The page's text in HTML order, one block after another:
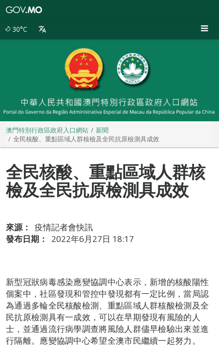
30°C
澳門特別行政區政府入口網站
新聞
全民核酸、重點區域人群核檢及全民抗原檢測具成效
全民核酸、重點區域人群核
檢及全民抗原檢測具成效
來源：
疫情記者會快訊
發布日期：
2022年6月27日 18:17
新型冠狀病毒感染應變協調中心表示，新增的核酸陽性
個案中，社區發現和管控中發現都有一定比例，當局認
為通過多輪全民核酸檢測、重點區域人群核酸檢測及全
民抗原檢測具有一成效，可以在早期發現有風險的人
士，並通過流行病學調查將風險人群儘早檢驗出來並進
行隔離。應變協調中心希望全澳市民繼續一起努力。